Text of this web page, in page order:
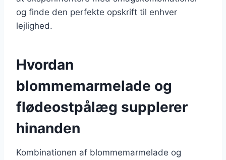
og finde den perfekte opskrift til enhver
lejlighed.
Hvordan
blommemarmelade og
flødeostpålæg supplerer
hinanden
Kombinationen af blommemarmelade og